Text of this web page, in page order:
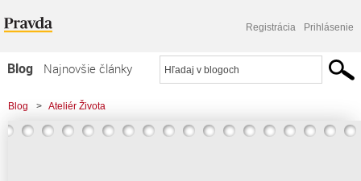
Registrácia Prihlásenie
Blog
Najnovšie články
Najčítanejšie články
Najkomentovanejšie články
Blog > Ateliér Života
> Koľkokrát v živote tlačíme na dvere, ktoré sa otvárajú smerom k nám?